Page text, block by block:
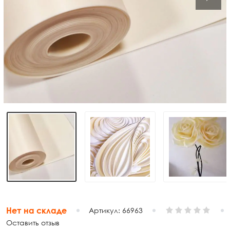
Нет на складе Артикул: 66963
Оставить отзыв